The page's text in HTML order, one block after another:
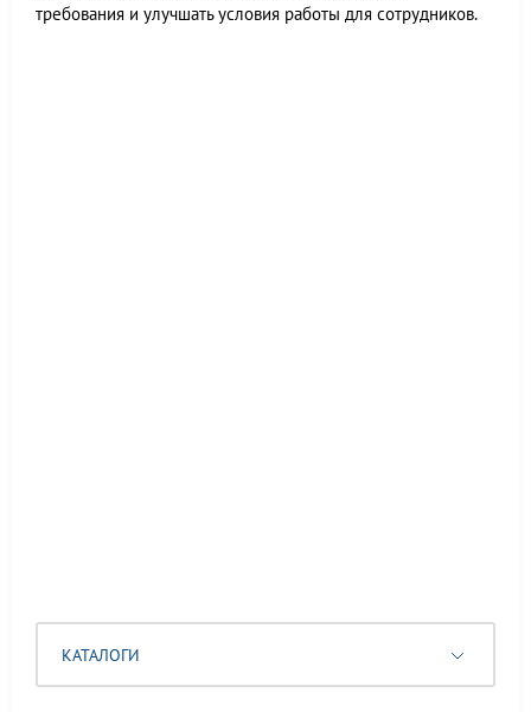
требования и улучшать условия работы для сотрудников.
КАТАЛОГИ